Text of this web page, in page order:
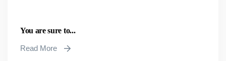
You are sure to...
Read More